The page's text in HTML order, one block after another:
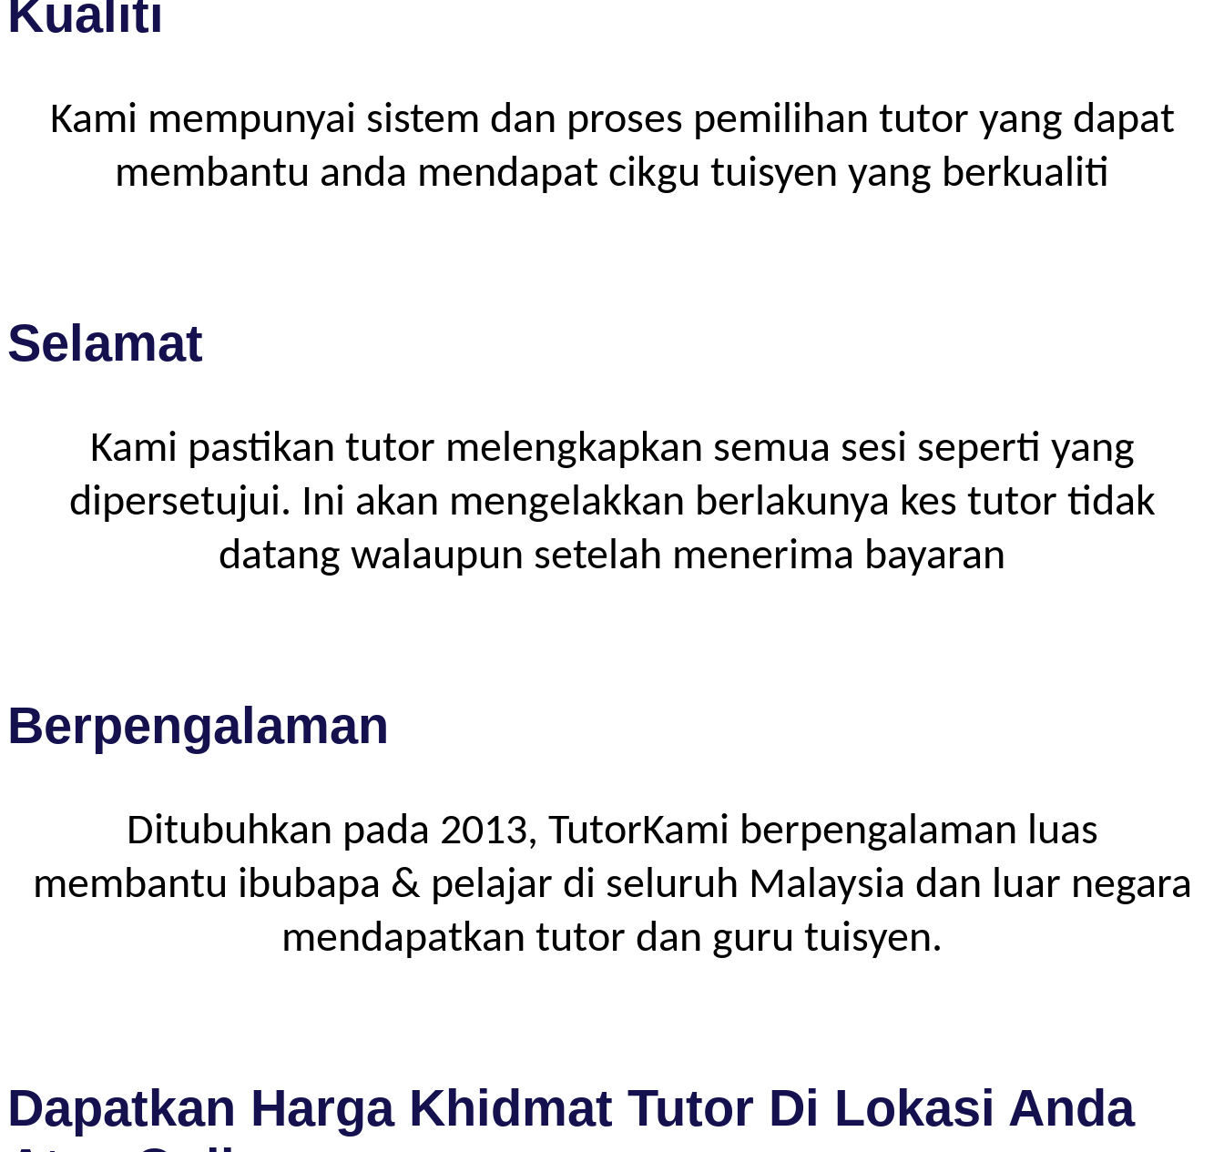
Kualiti
Kami mempunyai sistem dan proses pemilihan tutor yang dapat
membantu anda mendapat cikgu tuisyen yang berkualiti
Selamat
Kami pastikan tutor melengkapkan semua sesi seperti yang
dipersetujui. Ini akan mengelakkan berlakunya kes tutor tidak
datang walaupun setelah menerima bayaran
Berpengalaman
Ditubuhkan pada 2013, TutorKami berpengalaman luas
membantu ibubapa & pelajar di seluruh Malaysia dan luar negara
mendapatkan tutor dan guru tuisyen.
Dapatkan Harga Khidmat Tutor Di Lokasi Anda